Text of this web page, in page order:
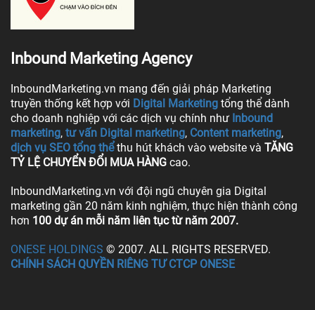
Inbound Marketing Agency
InboundMarketing.vn mang đến giải pháp Marketing
truyền thống kết hợp với Digital Marketing tổng thể dành
cho doanh nghiệp với các dịch vụ chính như Inbound
marketing, tư vấn Digital marketing, Content marketing,
dịch vụ SEO tổng thể thu hút khách vào website và TĂNG
TỶ LỆ CHUYỂN ĐỔI MUA HÀNG cao.
InboundMarketing.vn với đội ngũ chuyên gia Digital
marketing gần 20 năm kinh nghiệm, thực hiện thành công
hơn 100 dự án mỗi năm liên tục từ năm 2007.
ONESE HOLDINGS © 2007. ALL RIGHTS RESERVED.
CHÍNH SÁCH QUYỀN RIÊNG TƯ CTCP ONESE